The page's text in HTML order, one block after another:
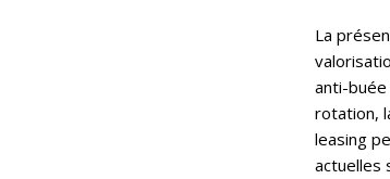
La
anti-
rotation,
leasing
actuelles